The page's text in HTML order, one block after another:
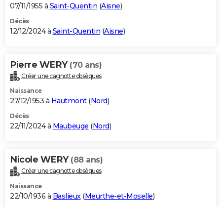
07/11/1955 à Saint-Quentin (Aisne)
Décès
12/12/2024 à Saint-Quentin (Aisne)
Pierre WERY (70 ans)
Créer une cagnotte obsèques
Naissance
27/12/1953 à Hautmont(Nord)
Décès
22/11/2024 à Maubeuge (Nord)
Nicole WERY (88 ans)
Créer une cagnotte obsèques
Naissance
22/10/1936 à Baslieux(Meurthe-et-Moselle)